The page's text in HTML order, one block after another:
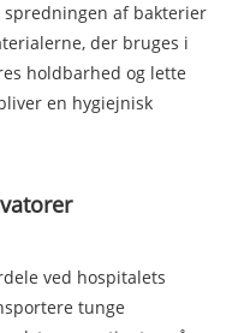
af bakterier
der bruges i
holdbarhed og lette
en hygiejnisk
ved hospitalets
tunge